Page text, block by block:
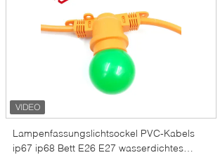
Lampenfassungslichtsockel PVC-Kabels
ip67 ip68 Bett E26 E27 wasserdichtes